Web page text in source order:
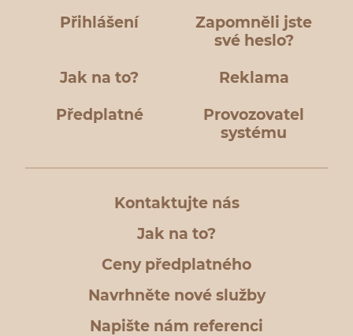
Přihlášení
Zapomněli jste
své heslo?
Jak na to? Reklama
Předplatné
Provozovatel
systému
Kontaktujte nás
Jak na to?
Ceny předplatného
Navrhněte nové služby
Napište nám referenci